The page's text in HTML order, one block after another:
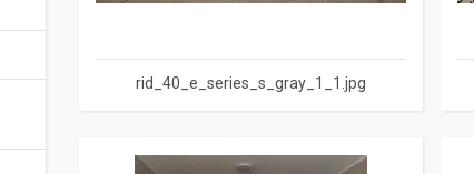
rid_40_e_series_s_gray_1_1.jpg